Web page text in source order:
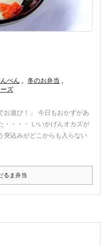
ぺん , 冬のお弁当 ,
ズ
お遊び！」 今日もおかずがあ
・・・・ いいかげんオカズが
突込みがどこからも入らない
るま弁当